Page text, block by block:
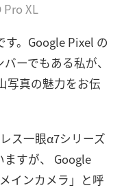
XL
。Google Pixel の
ーでもある私が、
写真の魅力をお伝
ス一眼α7シリーズ
すが、 Google
インカメラ」と呼